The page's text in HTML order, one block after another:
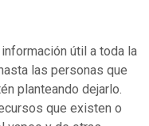
útil a toda la
las personas que
planteando dejarlo.
que existen o